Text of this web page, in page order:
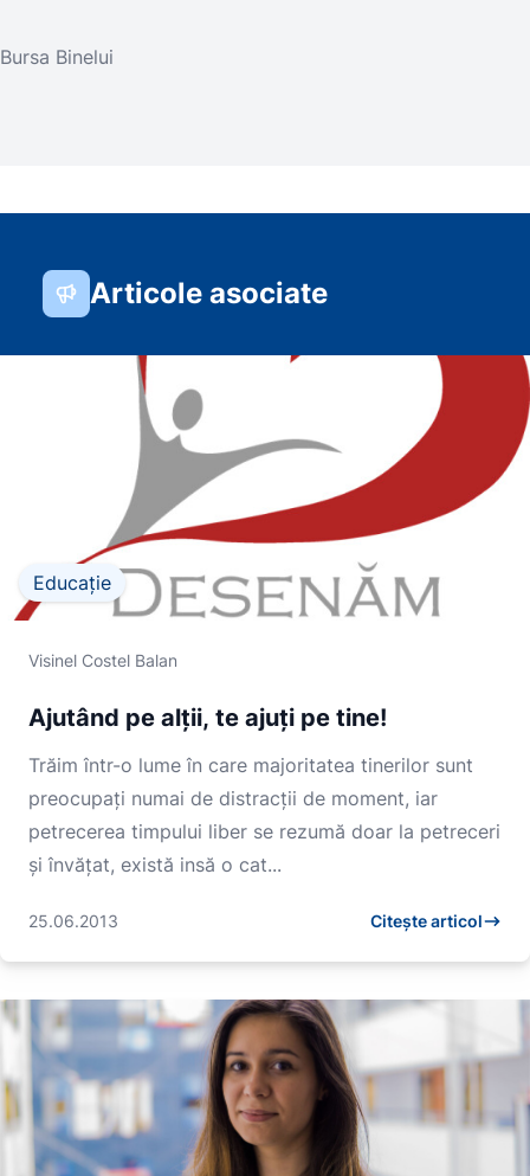
Bursa Binelui
Articole asociate
Educație
Visinel Costel Balan
Ajutând pe alții, te ajuți pe tine!
Trăim într-o lume în care majoritatea tinerilor sunt
preocupaţi numai de distracţii de moment, iar
petrecerea timpului liber se rezumă doar la petreceri
şi învăţat, există insă o cat...
25.06.2013 Citește articol